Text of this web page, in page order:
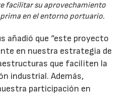
facilitar su aprovechamiento
en el entorno portuario.
añadió que “este proyecto
en nuestra estrategia de
que faciliten la
industrial. Además,
participación en